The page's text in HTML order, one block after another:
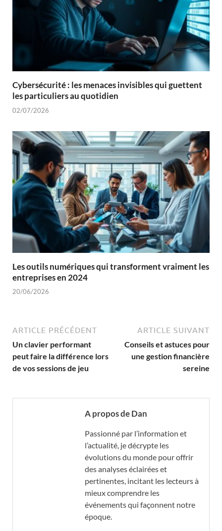
Cybersécurité : les menaces invisibles qui guettent
les particuliers au quotidien
02/07/2026
Les outils numériques qui transforment vraiment les
entreprises en 2024
20/06/2026
ARTICLE PRÉCÉDENT
Un clavier performant
peut faire la différence lors
de vos sessions de jeu
ARTICLE SUIVANT
Conseils et astuces pour
une gestion financière
sereine
A propos de Dan
Passionné par l’information et
l’actualité, je décrypte les
évolutions du monde pour offrir
des analyses éclairées et
pertinentes, incitant les lecteurs à
mieux comprendre les
événements qui façonnent notre
époque.